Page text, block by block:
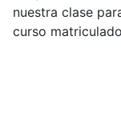
nuestra clase
curso